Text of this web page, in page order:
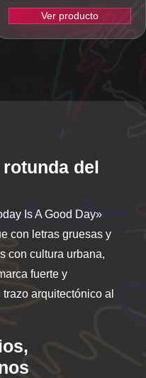
Ver producto
variantes.
pueden
la
página
de
producto
del
Is A Good Day»
con letras gruesas y
con cultura urbana,
fuerte y
arquitectónico al